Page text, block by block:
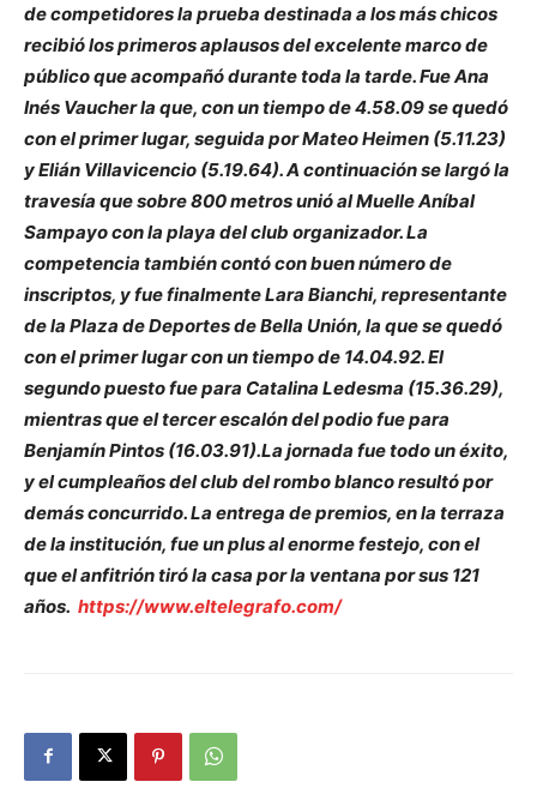
de competidores la prueba destinada a los más chicos
recibió los primeros aplausos del excelente marco de
público que acompañó durante toda la tarde. Fue Ana
Inés Vaucher la que, con un tiempo de 4.58.09 se quedó
con el primer lugar, seguida por Mateo Heimen (5.11.23)
y Elián Villavicencio (5.19.64). A continuación se largó la
travesía que sobre 800 metros unió al Muelle Aníbal
Sampayo con la playa del club organizador. La
competencia también contó con buen número de
inscriptos, y fue finalmente Lara Bianchi, representante
de la Plaza de Deportes de Bella Unión, la que se quedó
con el primer lugar con un tiempo de 14.04.92. El
segundo puesto fue para Catalina Ledesma (15.36.29),
mientras que el tercer escalón del podio fue para
Benjamín Pintos (16.03.91).La jornada fue todo un éxito,
y el cumpleaños del club del rombo blanco resultó por
demás concurrido. La entrega de premios, en la terraza
de la institución, fue un plus al enorme festejo, con el
que el anfitrión tiró la casa por la ventana por sus 121
años. https://www.eltelegrafo.com/